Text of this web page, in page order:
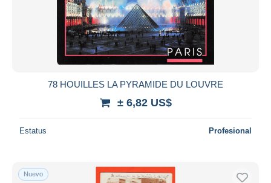
78 HOUILLES LA PYRAMIDE DU LOUVRE
± 6,82 US$
Estatus Profesional
Nuevo